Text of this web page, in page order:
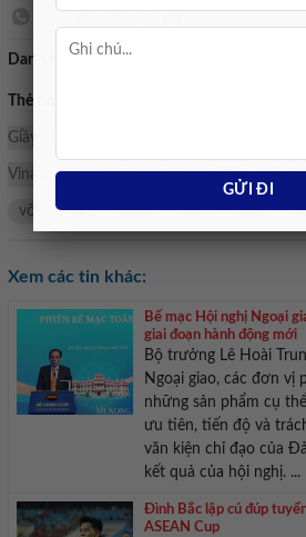
Danh mục:
Thẻ tìm kiếm:
Giầy Thượng Đình
Vinaconex hoàn tất GTD
vốn vào Điều định mua
Xem các tin khác:
Bế mạc Hội nghị Ngoại
giai đoạn hành động mới
Bộ trưởng Lê Hoài
Ngoại giao, các đơn vị
những sản phẩm cụ
ưu tiên, tiến độ và
văn kiện chỉ đạo của
kết quả của hội nghị. ...
Đình Bắc lập cú đúp
ASEAN Cup